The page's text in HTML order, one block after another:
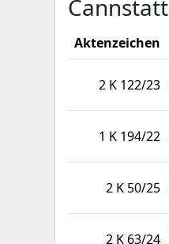
Cannstatt
Aktenzeichen
2 K 122/23
1 K 194/22
2 K 50/25
2 K 63/24